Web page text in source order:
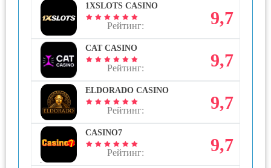
1XSLOTS CASINO
Рейтинг: 9,7
CAT CASINO
Рейтинг: 9,7
ELDORADO CASINO
Рейтинг: 9,7
CASINO7
Рейтинг: 9,7